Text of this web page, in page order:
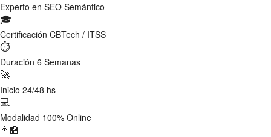
Experto en SEO Semántico
🎓
Certificación CBTech / ITSS
⏱
Duración 6 Semanas
🚀
Inicio 24/48 hs
💻
Modalidad 100% Online
👨‍🏫